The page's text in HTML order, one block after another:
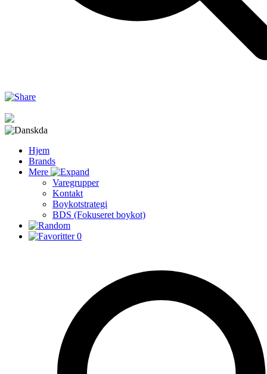
da
Hjem
Brands
Mere
Varegrupper
Kontakt
Boykotstrategi
BDS (Fokuseret boykot)
0